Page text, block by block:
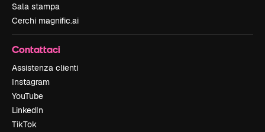
Sala stampa
Cerchi magnific.ai
Contattaci
Assistenza clienti
Instagram
YouTube
LinkedIn
TikTok